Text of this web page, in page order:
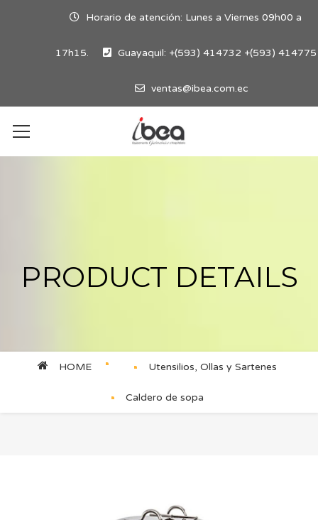
Horario de atención: Lunes a Viernes 09h00 a
17h15. Guayaquil: +(593) 414732 +(593) 414775
ventas@ibea.com.ec
PRODUCT DETAILS
HOME Utensilios, Ollas y Sartenes
Caldero de sopa